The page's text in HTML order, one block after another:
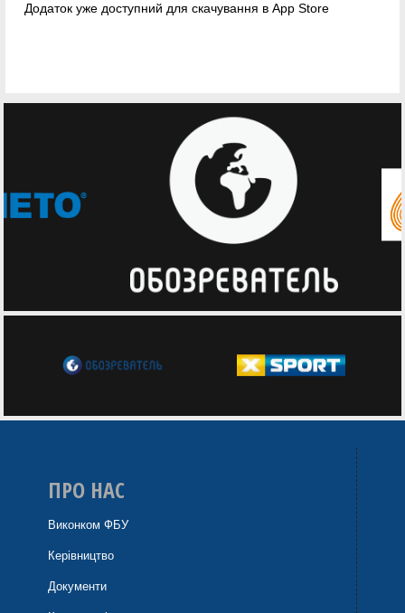
Додаток уже доступний для скачування в App Store
ПРО НАС
Виконком ФБУ
Керівництво
Документи